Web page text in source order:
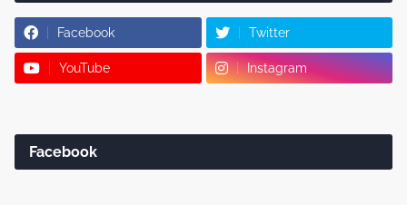
Facebook Twitter
YouTube Instagram
Facebook